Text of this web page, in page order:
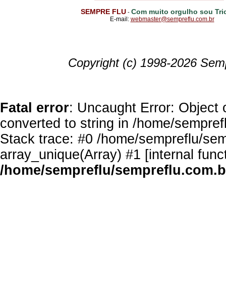
SEMPRE FLU- Com muito orgulho sou
E-mail: webmaster@sempreflu.com.br
Copyright (c) 1998-2026
Fatal error: Uncaught Error: Object
converted to string in /home/
Stack trace: #0 /home/sempreflu/
array_unique(Array) #1 [internal
/home/sempreflu/